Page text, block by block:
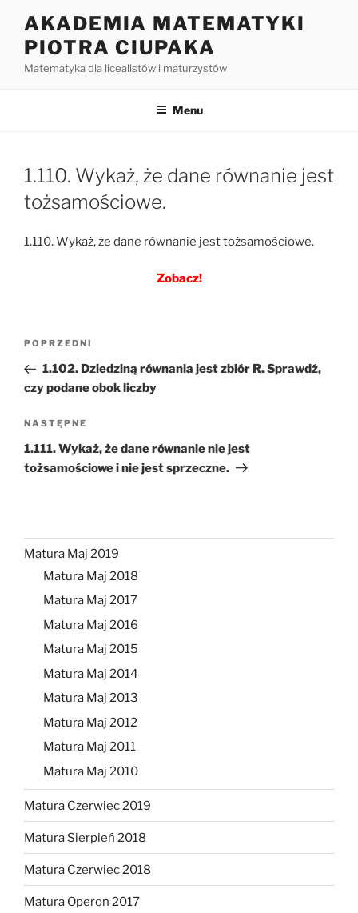
treści
AKADEMIA MATEMATYKI
PIOTRA CIUPAKA
Matematyka dla licealistów i maturzystów
Menu
1.110. Wykaż, że dane równanie jest
tożsamościowe.
1.110. Wykaż, że dane równanie jest tożsamościowe.
Zobacz!
Nawigacja
Poprzedni
wpis
POPRZEDNI
1.102. Dziedziną równania jest zbiór R. Sprawdź,
czy podane obok liczby
Następny
wpis
NASTĘPNE
1.111. Wykaż, że dane równanie nie jest
tożsamościowe i nie jest sprzeczne.
Matura Maj 2019
Matura Maj 2018
Matura Maj 2017
Matura Maj 2016
Matura Maj 2015
Matura Maj 2014
Matura Maj 2013
Matura Maj 2012
Matura Maj 2011
Matura Maj 2010
Matura Czerwiec 2019
Matura Sierpień 2018
Matura Czerwiec 2018
Matura Operon 2017